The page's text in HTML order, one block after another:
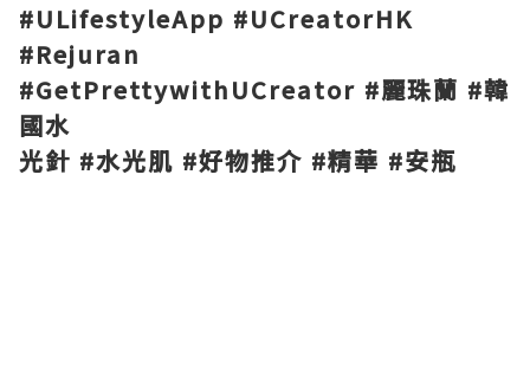
#ULifestyleApp #UCreatorHK
#Rejuran
#GetPrettywithUCreator #麗珠蘭 #韓
國水
光針 #水光肌 #好物推介 #精華 #安瓶